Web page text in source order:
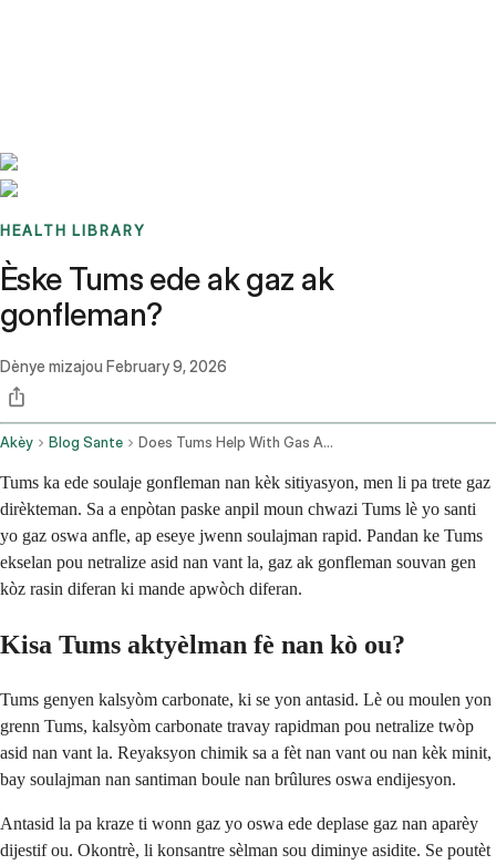
HEALTH LIBRARY
Èske Tums ede ak gaz ak
gonfleman?
Dènye mizajou February 9, 2026
Akèy Blog Sante Does Tums Help With Gas And Bloating
Tums ka ede soulaje gonfleman nan kèk sitiyasyon, men li pa trete gaz
dirèkteman. Sa a enpòtan paske anpil moun chwazi Tums lè yo santi
yo gaz oswa anfle, ap eseye jwenn soulajman rapid. Pandan ke Tums
ekselan pou netralize asid nan vant la, gaz ak gonfleman souvan gen
kòz rasin diferan ki mande apwòch diferan.
Kisa Tums aktyèlman fè nan kò ou?
Tums genyen kalsyòm carbonate, ki se yon antasid. Lè ou moulen yon
grenn Tums, kalsyòm carbonate travay rapidman pou netralize twòp
asid nan vant la. Reyaksyon chimik sa a fèt nan vant ou nan kèk minit,
bay soulajman nan santiman boule nan brûlures oswa endijesyon.
Antasid la pa kraze ti wonn gaz yo oswa ede deplase gaz nan aparèy
dijestif ou. Okontrè, li konsantre sèlman sou diminye asidite. Se poutèt